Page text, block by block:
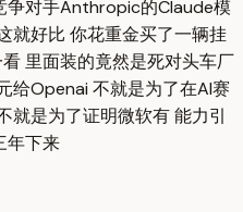
争对手Anthropic的Claude模
就好比 你花重金买了一辆挂
里面装的竟然是死对头车厂
给Openai 不就是为了在AI赛
就是为了证明微软有 能力引
年下来